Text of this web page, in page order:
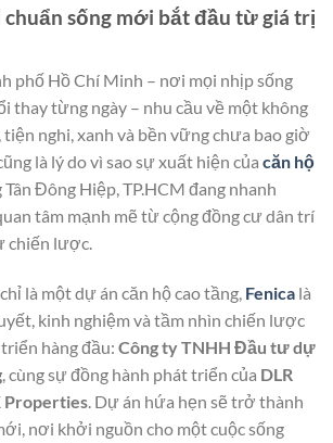
sống mới bắt đầu từ giá trị
phố Hồ Chí Minh – nơi mọi nhịp sống
thay từng ngày – nhu cầu về một không
tiện nghi, xanh và bền vững chưa bao giờ
là lý do vì sao sự xuất hiện của căn hộ
Đông Hiệp, TP.HCM đang nhanh
tâm mạnh mẽ từ cộng đồng cư dân trí
chiến lược.
là một dự án căn hộ cao tầng, Fenica là
kinh nghiệm và tầm nhìn chiến lược
hàng đầu: Công ty TNHH Đầu tư dự
, cùng sự đồng hành phát triển của DLR
Properties. Dự án hứa hẹn sẽ trở thành
nơi khởi nguồn cho một cuộc sống